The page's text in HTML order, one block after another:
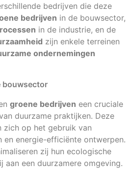
bedrijven die deze
bedrijven in de bouwsector,
in de industrie, en de
zijn enkele terreinen
ondernemingen
bouwsector
groene bedrijven een cruciale
duurzame praktijken. Deze
zich op het gebruik van
en energie-efficiënte ontwerpen.
zij hun ecologische
aan een duurzamere omgeving.